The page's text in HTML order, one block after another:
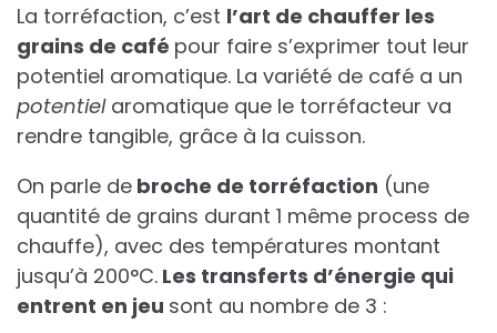
La torréfaction, c’est l’art de chauffer les
grains de café pour faire s’exprimer tout leur
potentiel aromatique. La variété de café a un
potentielaromatique que le torréfacteur va
rendre tangible, grâce à la cuisson.
On parle de broche de torréfaction (une
quantité de grains durant 1 même process de
chauffe), avec des températures montant
jusqu’à 200°C. Les transferts d’énergie qui
entrent en jeu sont au nombre de 3 :